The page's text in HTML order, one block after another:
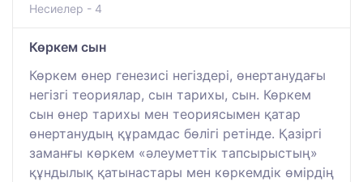
Несиелер - 4
Көркем сын
Көркем өнер генезисі негіздері, өнертанудағы
негізгі теориялар, сын тарихы, сын. Көркем
сын өнер тарихы мен теориясымен қатар
өнертанудың құрамдас бөлігі ретінде. Қазіргі
заманғы көркем «әлеуметтік тапсырыстың»
құндылық қатынастары мен көркемдік өмірдің